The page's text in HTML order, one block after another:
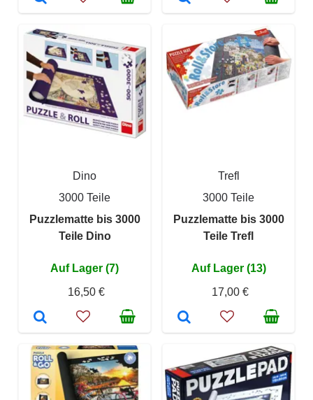
Dino
3000 Teile
Puzzlematte bis 3000
Teile Dino
Auf Lager (7)
16,50 €
Trefl
3000 Teile
Puzzlematte bis 3000
Teile Trefl
Auf Lager (13)
17,00 €